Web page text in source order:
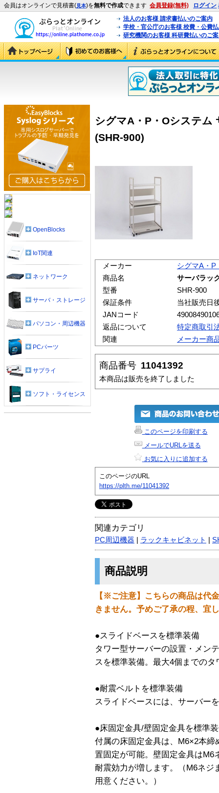
会員はオンラインで見積書(見本)を無料で作成できます 会員登録(無料) ログイン
法人のお客様 請求書払いのご案内
学校・官公庁のお客様 校費・公費
研究機関のお客様 科研費払いのご
シグマA・P・Oシステ
(SHR-900)
メーカー
シグマA・P
商品名
サーバラッ
型番
SHR-900
保証条件
当社販売日
JANコード
返品について
特定商取引
関連
メーカー商
商品番号 11041392
本商品は販売を終了しました
このページを印刷する
メールでURLを送る
お気に入りに追加する
このページのURL
https://plth.me/11041392
関連カテゴリ
PC周辺機器 ラックキャビネット
商品説明
【※ご注意】こちらの商品は代
きません。予めご了承の程、宜
●スライドベースを標準装備
タワー型サーバーの設置・メン
スを標準装備。最大4個までの
●耐震ベルトを標準装備
スライドベースには、サーバー
●床固定金具/壁固定金具を標準
付属の床固定金具は、M6×2本
置固定が可能。壁固定金具はM6
耐震効力が増します。（M6ネ
用意ください。）
OpenBlocks
IoT関連
ネットワーク
サーバ・ストレージ
パソコン・周辺機器
PCパーツ
サプライ
ソフト・ライセンス